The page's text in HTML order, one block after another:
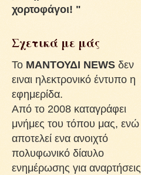
χορτοφάγοι! "
Σχετικά με μάς
To ΜΑΝΤΟΥΔΙ NEWS δεν
ειναι ηλεκτρονικό έντυπο η
εφημερίδα.
Από το 2008 καταγράφει
μνήμες του τόπου μας, ενώ
αποτελεί ενα ανοιχτό
πολυφωνικό δίαυλο
ενημέρωσης για αναρτήσεις